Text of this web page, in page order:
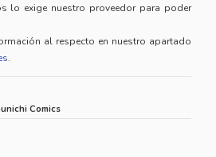
lo exige nuestro proveedor para poder
al respecto en nuestro apartado
.
Comics